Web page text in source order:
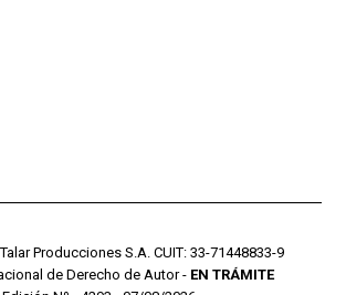
Producciones S.A. CUIT: 33-71448833-9
de Derecho de Autor - EN TRÁMITE